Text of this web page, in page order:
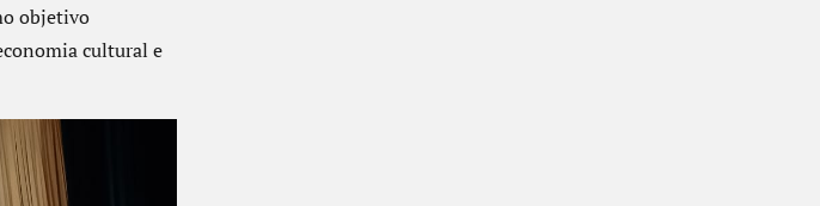
objetivo
cultural e